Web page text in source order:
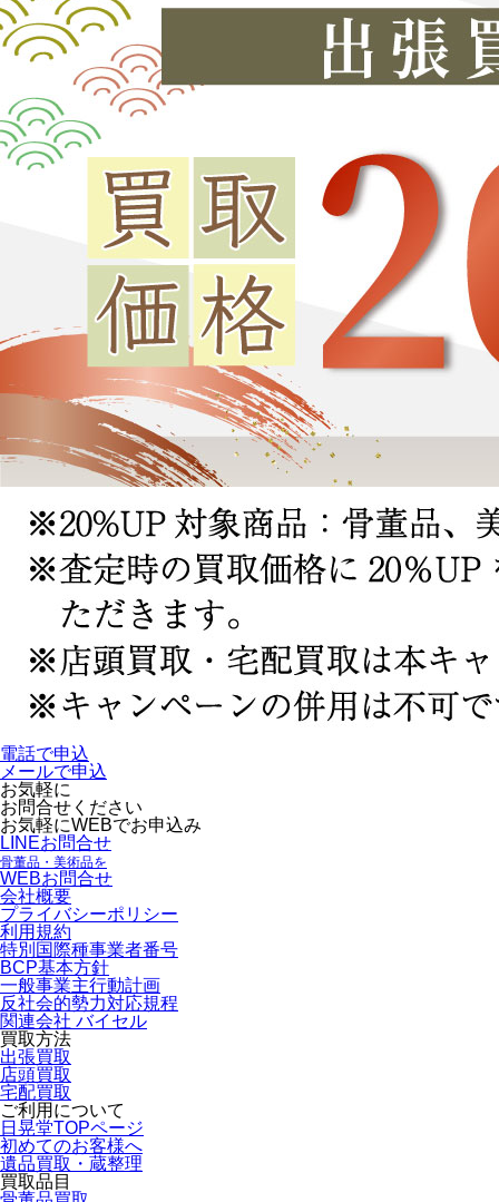
電話で申込
メールで申込
お気軽に
お問合せください
お気軽にWEBでお申込み
LINEお問合せ
骨董品・美術品を
WEBお問合せ
会社概要
プライバシーポリシー
利用規約
特別国際種事業者番号
BCP基本方針
一般事業主行動計画
反社会的勢力対応規程
関連会社 バイセル
買取方法
出張買取
店頭買取
宅配買取
ご利用について
日晃堂TOPページ
初めてのお客様へ
遺品買取・蔵整理
買取品目